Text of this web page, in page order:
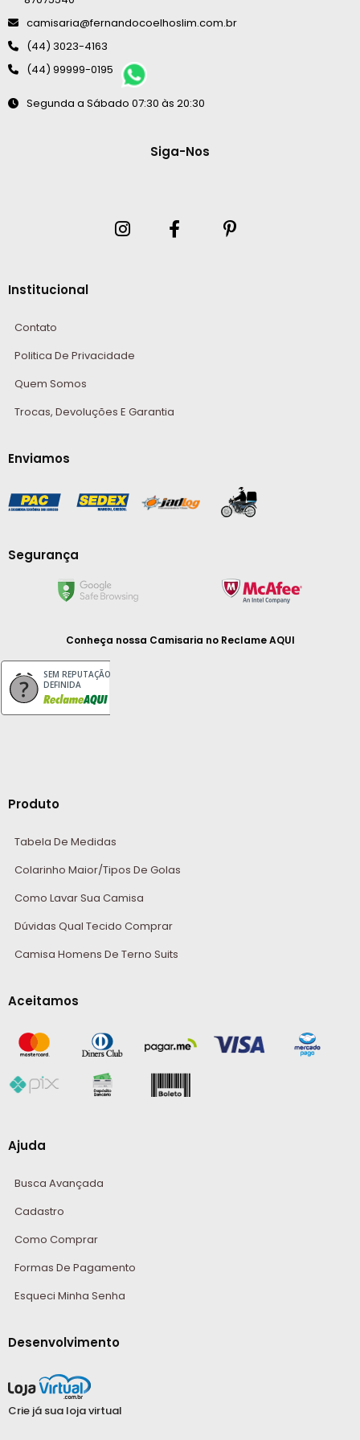
camisaria@fernandocoelhoslim.com.br
(44) 3023-4163
(44) 99999-0195
Segunda a Sábado 07:30 às 20:30
Siga-Nos
Institucional
Contato
Politica De Privacidade
Quem Somos
Trocas, Devoluções E Garantia
Enviamos
Segurança
Conheça nossa Camisaria no Reclame AQUI
SEM REPUTAÇÃO
DEFINIDA
Produto
Tabela De Medidas
Colarinho Maior/Tipos De Golas
Como Lavar Sua Camisa
Dúvidas Qual Tecido Comprar
Camisa Homens De Terno Suits
Aceitamos
Ajuda
Busca Avançada
Cadastro
Como Comprar
Formas De Pagamento
Esqueci Minha Senha
Desenvolvimento
Crie já sua loja virtual